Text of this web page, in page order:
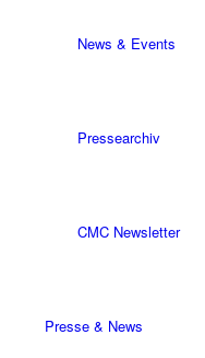
News & Events
Pressearchiv
CMC Newsletter
Presse & News